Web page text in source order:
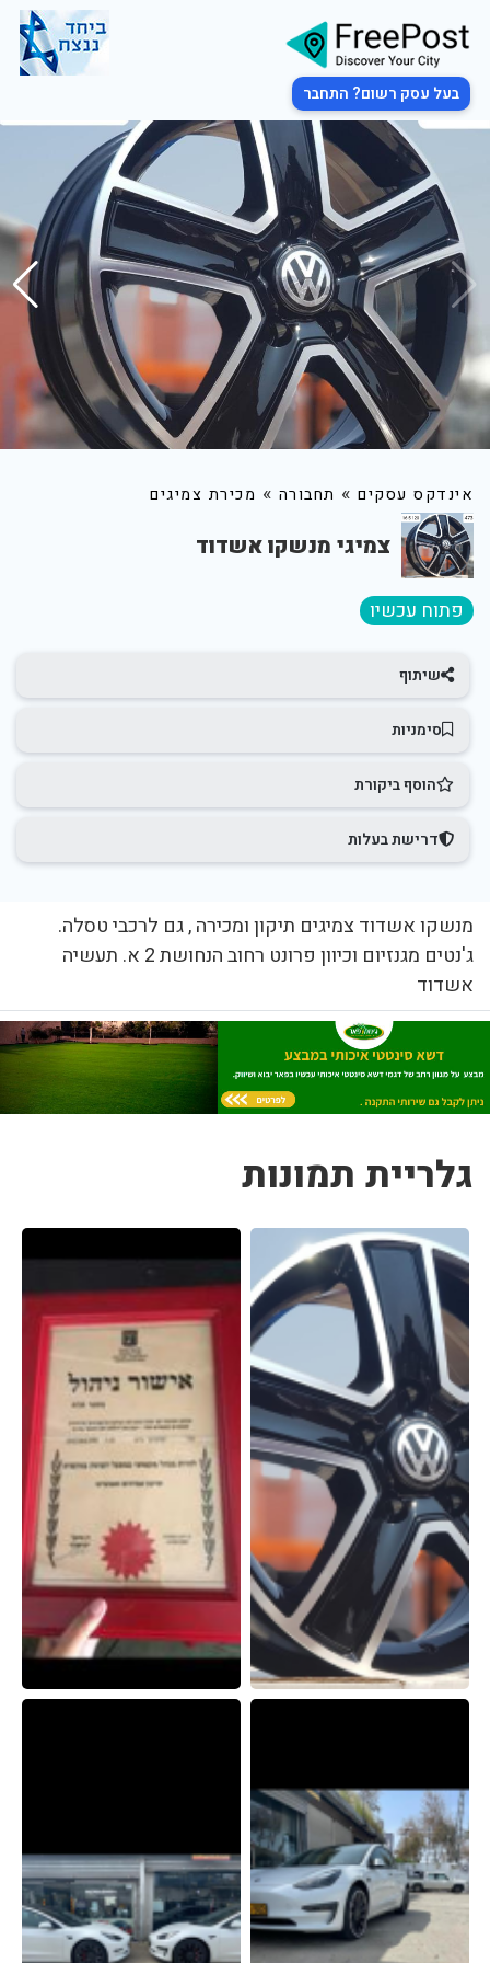
בעל עסק רשום? התחבר
אינדקס עסקים » תחבורה » מכירת צמיגים
צמיגי מנשקו אשדוד
פתוח עכשיו
שיתוף
סימניות
הוסף ביקורת
דרישת בעלות
מנשקו אשדוד צמיגים תיקון ומכירה , גם לרכבי טסלה.
ג'נטים מגנזיום וכיוון פרונט רחוב הנחושת 2 א. תעשיה
אשדוד
גלריית תמונות